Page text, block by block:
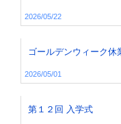
2026/05/22
ゴールデンウィーク休
2026/05/01
第１２回 入学式